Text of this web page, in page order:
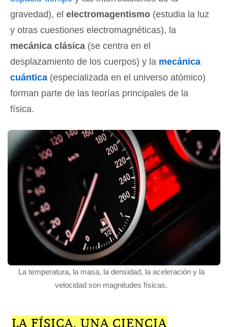
gravedad), el electromagentismo (estudia la luz
y otras cuestiones electromagnéticas), la
mecánica clásica (se centra en el
desplazamiento de los cuerpos) y la mecánica
cuántica (especializada en el universo atómico)
forman parte de las teorías principales de la
física.
La temperatura, la masa, la densidad, la aceleración y la
velocidad son magnitudes físicas.
LA FÍSICA, UNA CIENCIA